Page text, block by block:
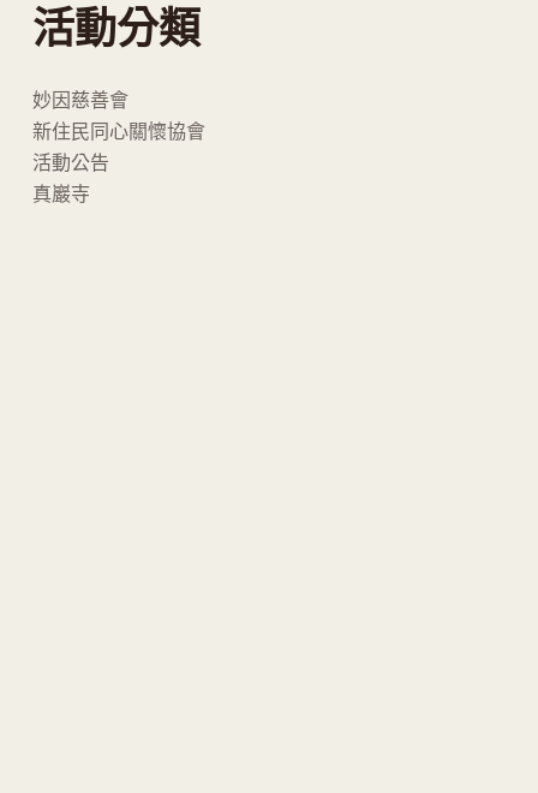
活動分類
妙因慈善會
新住民同心關懷協會
活動公告
真巖寺